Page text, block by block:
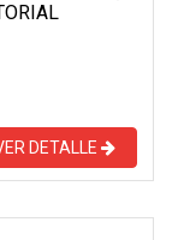
DETALLE